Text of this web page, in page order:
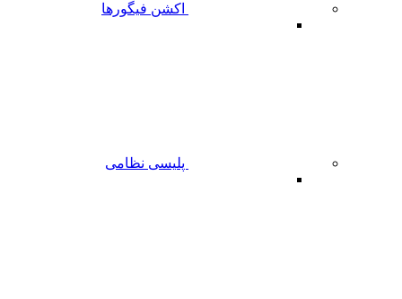
اکشن فیگورها
پلیسی نظامی